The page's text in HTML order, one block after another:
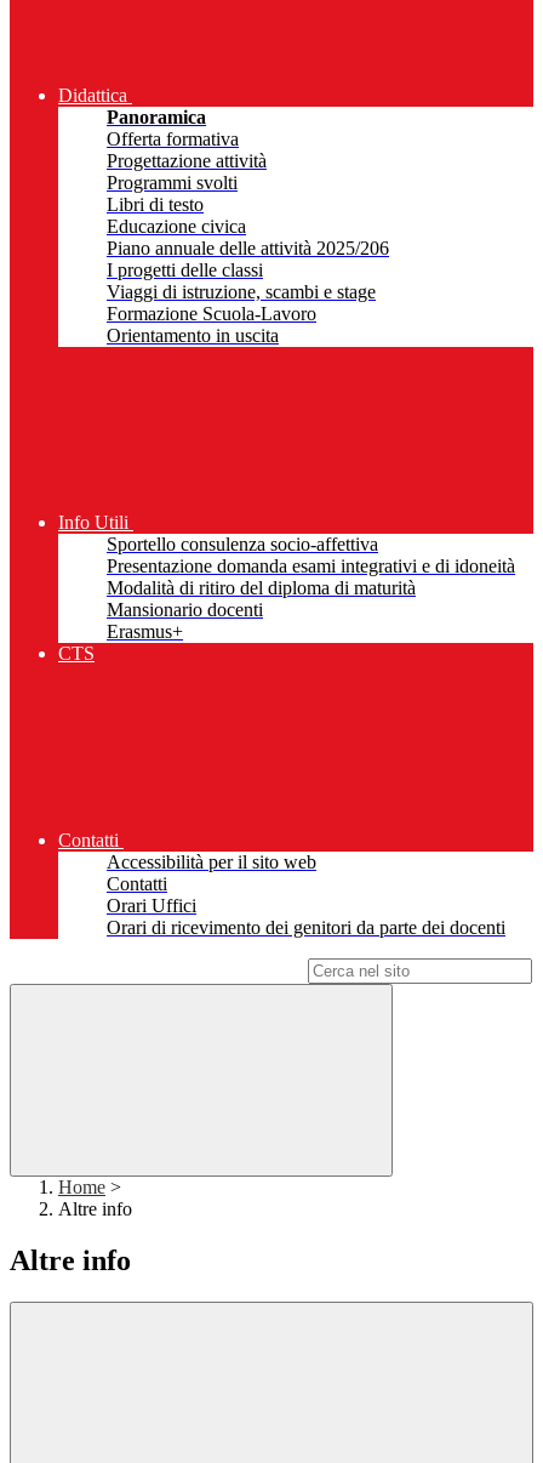
Didattica
Panoramica
Offerta formativa
Progettazione attività
Programmi svolti
Libri di testo
Educazione civica
Piano annuale delle attività 2025/206
I progetti delle classi
Viaggi di istruzione, scambi e stage
Formazione Scuola-Lavoro
Orientamento in uscita
Info Utili
Sportello consulenza socio-affettiva
Presentazione domanda esami integrativi e di idoneità
Modalità di ritiro del diploma di maturità
Mansionario docenti
Erasmus+
CTS
Contatti
Accessibilità per il sito web
Contatti
Orari Uffici
Orari di ricevimento dei genitori da parte dei docenti
Home >
Altre info
Altre info